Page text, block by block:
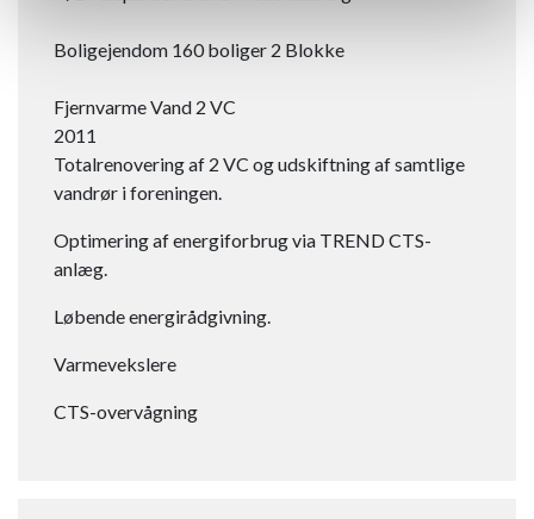
Boligejendom 160 boliger 2 Blokke
Fjernvarme Vand 2 VC​
2011
Totalrenovering af 2 VC og udskiftning af samtlige
vandrør i foreningen.
Optimering af energiforbrug via TREND CTS-
anlæg.
Løbende energirådgivning.
Varmevekslere
CTS-overvågning​